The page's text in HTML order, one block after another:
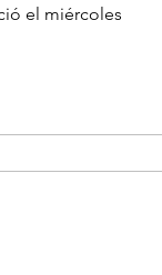
el miércoles